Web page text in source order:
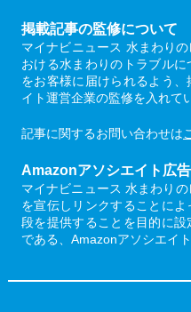
掲載記事の監修について
マイナビニュース 水まわり
おける水まわりのトラブルに
をお客様に届けられるよう
イト運営企業の監修を入れて
記事に関するお問い合わせは
Amazonアソシエイト広
マイナビニュース 水まわり
を宣伝しリンクすることに
段を提供することを目的に
である、Amazonアソシエイ